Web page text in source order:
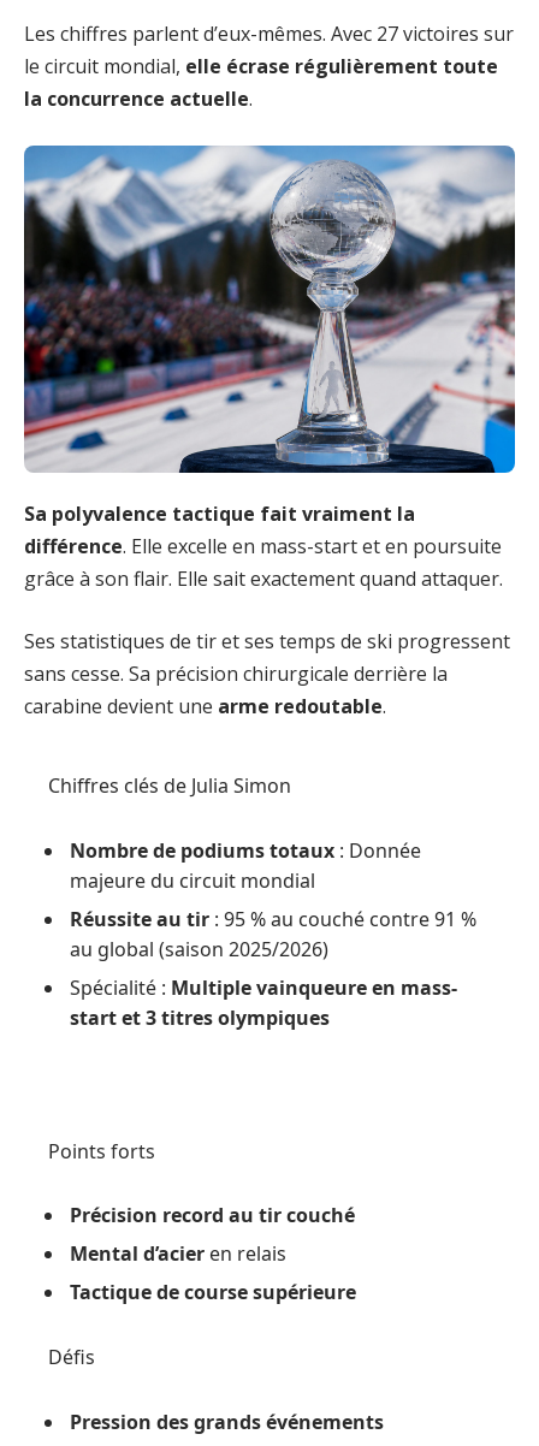
Les chiffres parlent d’eux-mêmes. Avec 27 victoires sur
le circuit mondial, elle écrase régulièrement toute
la concurrence actuelle.
Sa polyvalence tactique fait vraiment la
différence. Elle excelle en mass-start et en poursuite
grâce à son flair. Elle sait exactement quand attaquer.
Ses statistiques de tir et ses temps de ski progressent
sans cesse. Sa précision chirurgicale derrière la
carabine devient une arme redoutable.
Chiffres clés de Julia Simon
Nombre de podiums totaux : Donnée
majeure du circuit mondial
Réussite au tir : 95 % au couché contre 91 %
au global (saison 2025/2026)
Spécialité : Multiple vainqueure en mass-
start et 3 titres olympiques
Points forts
Précision record au tir couché
Mental d’acier en relais
Tactique de course supérieure
Défis
Pression des grands événements